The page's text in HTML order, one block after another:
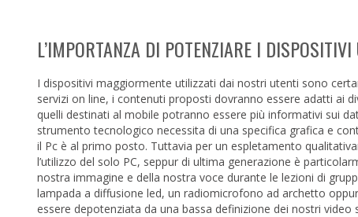
L’IMPORTANZA DI POTENZIARE I
I dispositivi maggiormente utilizzati dai nostri utenti sono
servizi on line, i contenuti proposti dovranno essere adatti ai
quelli destinati al mobile potranno essere più informativi sui
strumento tecnologico necessita di una specifica grafica e
il Pc è al primo posto. Tuttavia per un espletamento
l’utilizzo del solo PC, seppur di ultima generazione è
nostra immagine e della nostra voce durante le lezioni di
lampada a diffusione led, un radiomicrofono ad archetto
essere depotenziata da una bassa definizione dei nostri video